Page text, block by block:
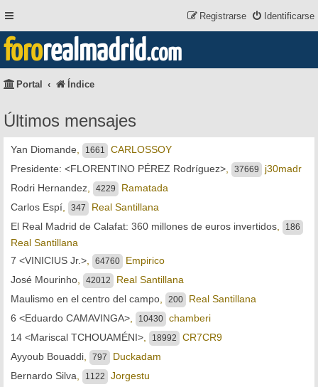
Identificarse
Registrarse
fororealmadrid.com
Portal Índice
Últimos mensajes
Yan Diomande 1661
CARLOSSOY
Presidente: <FLORENTINO PÉREZ Rodríguez>
37669
j30madr
Rodri Hernandez
4229
Ramatada
Carlos Espí
347
Real Santillana
El Real Madrid de Calafat: 360 millones de euros invertidos
186
Real Santillana
7 <VINICIUS Jr.>
64760
Empirico
José Mourinho
42012
Real Santillana
Maulismo en el centro del campo
200
Real Santillana
6 <Eduardo CAMAVINGA>
10430
chamberi
14 <Mariscal TCHOUAMÉNI>
18992
CR7CR9
Ayyoub Bouaddi
797
Duckadam
Bernardo Silva
1122
Jorgestu